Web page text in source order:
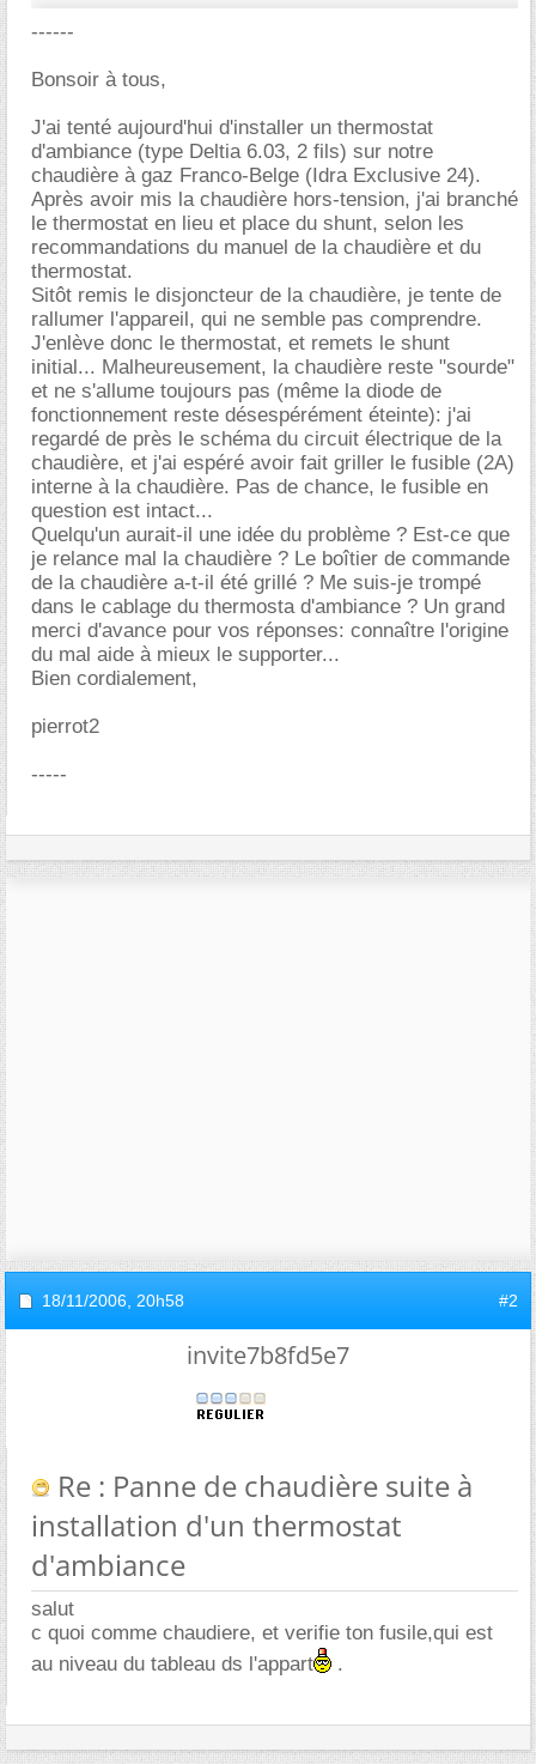
------
Bonsoir à tous,
J'ai tenté aujourd'hui d'installer un thermostat
d'ambiance (type Deltia 6.03, 2 fils) sur notre
chaudière à gaz Franco-Belge (Idra Exclusive 24).
Après avoir mis la chaudière hors-tension, j'ai branché
le thermostat en lieu et place du shunt, selon les
recommandations du manuel de la chaudière et du
thermostat.
Sitôt remis le disjoncteur de la chaudière, je tente de
rallumer l'appareil, qui ne semble pas comprendre.
J'enlève donc le thermostat, et remets le shunt
initial... Malheureusement, la chaudière reste "sourde"
et ne s'allume toujours pas (même la diode de
fonctionnement reste désespérément éteinte): j'ai
regardé de près le schéma du circuit électrique de la
chaudière, et j'ai espéré avoir fait griller le fusible (2A)
interne à la chaudière. Pas de chance, le fusible en
question est intact...
Quelqu'un aurait-il une idée du problème ? Est-ce que
je relance mal la chaudière ? Le boîtier de commande
de la chaudière a-t-il été grillé ? Me suis-je trompé
dans le cablage du thermosta d'ambiance ? Un grand
merci d'avance pour vos réponses: connaître l'origine
du mal aide à mieux le supporter...
Bien cordialement,
pierrot2
-----
18/11/2006, 20h58 #2
invite7b8fd5e7
Re : Panne de chaudière suite à
installation d'un thermostat
d'ambiance
salut
c quoi comme chaudiere, et verifie ton fusile,qui est
au niveau du tableau ds l'appart
.